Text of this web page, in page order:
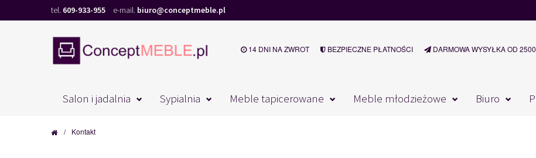
tel. 609-933-955 e-mail. biuro@conceptmeble.pl
14 DNI NA ZWROT BEZPIECZNE PŁATNOŚCI DARMOWA WYSYŁKA OD 2500
Salon i jadalnia Sypialnia Meble tapicerowane Meble młodzieżowe Biuro
/ Kontakt